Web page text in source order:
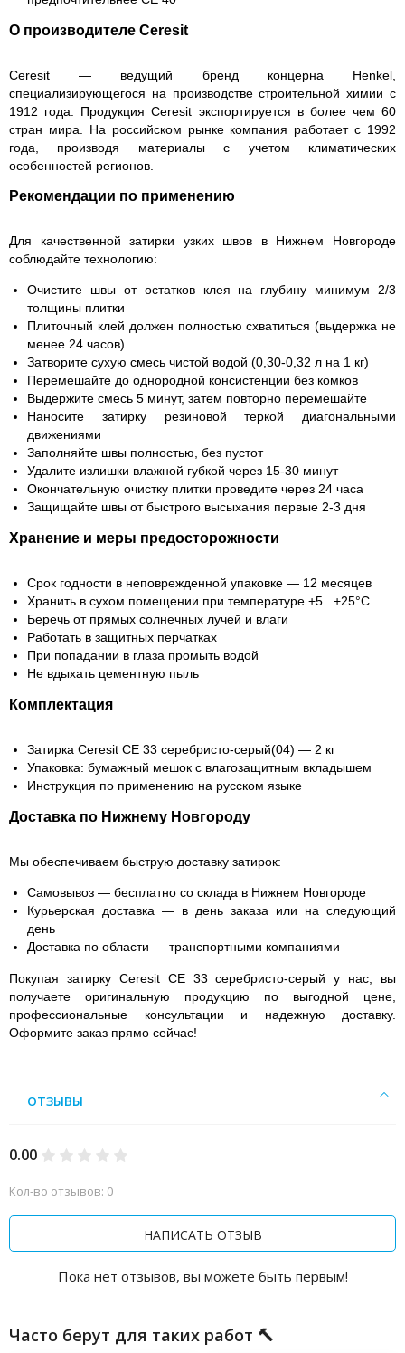
О производителе Ceresit
Ceresit — ведущий бренд концерна Henkel,
специализирующегося на производстве строительной химии с
1912 года. Продукция Ceresit экспортируется в более чем 60
стран мира. На российском рынке компания работает с 1992
года, производя материалы с учетом климатических
особенностей регионов.
Рекомендации по применению
Для качественной затирки узких швов в Нижнем Новгороде
соблюдайте технологию:
Очистите швы от остатков клея на глубину минимум 2/3
толщины плитки
Плиточный клей должен полностью схватиться (выдержка не
менее 24 часов)
Затворите сухую смесь чистой водой (0,30-0,32 л на 1 кг)
Перемешайте до однородной консистенции без комков
Выдержите смесь 5 минут, затем повторно перемешайте
Наносите затирку резиновой теркой диагональными
движениями
Заполняйте швы полностью, без пустот
Удалите излишки влажной губкой через 15-30 минут
Окончательную очистку плитки проведите через 24 часа
Защищайте швы от быстрого высыхания первые 2-3 дня
Хранение и меры предосторожности
Срок годности в неповрежденной упаковке — 12 месяцев
Хранить в сухом помещении при температуре +5...+25°C
Беречь от прямых солнечных лучей и влаги
Работать в защитных перчатках
При попадании в глаза промыть водой
Не вдыхать цементную пыль
Комплектация
Затирка Ceresit CE 33 серебристо-серый(04) — 2 кг
Упаковка: бумажный мешок с влагозащитным вкладышем
Инструкция по применению на русском языке
Доставка по Нижнему Новгороду
Мы обеспечиваем быструю доставку затирок:
Самовывоз — бесплатно со склада в Нижнем Новгороде
Курьерская доставка — в день заказа или на следующий
день
Доставка по области — транспортными компаниями
Покупая затирку Ceresit CE 33 серебристо-серый у нас, вы
получаете оригинальную продукцию по выгодной цене,
профессиональные консультации и надежную доставку.
Оформите заказ прямо сейчас!
ОТЗЫВЫ
0.00
Кол-во отзывов: 0
НАПИСАТЬ ОТЗЫВ
Пока нет отзывов, вы можете быть первым!
Часто берут для таких работ 🔨